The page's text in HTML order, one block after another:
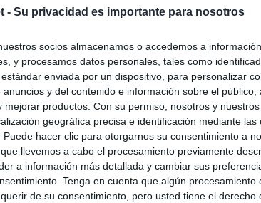
- Su privacidad es importante para nosotros
socios almacenamos o accedemos a
y procesamos datos personales, tales como
enviada por un dispositivo, para personalizar
anuncios y del contenido e información sobre el público,
mejorar productos. Con su permiso, nosotros y
geográfica precisa e identificación mediante las
Puede hacer clic para otorgarnos su consentimiento a
llevemos a cabo el procesamiento previamente
a información más detallada y cambiar sus
Tenga en cuenta que algún procesamiento
de su consentimiento, pero usted tiene el derecho
Inicio